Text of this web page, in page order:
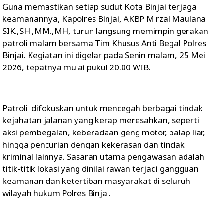
Guna memastikan setiap sudut Kota Binjai terjaga
keamanannya, Kapolres Binjai, AKBP Mirzal Maulana
SIK.,SH.,MM.,MH, turun langsung memimpin gerakan
patroli malam bersama Tim Khusus Anti Begal Polres
Binjai. Kegiatan ini digelar pada Senin malam, 25 Mei
2026, tepatnya mulai pukul 20.00 WIB.
Patroli difokuskan untuk mencegah berbagai tindak
kejahatan jalanan yang kerap meresahkan, seperti
aksi pembegalan, keberadaan geng motor, balap liar,
hingga pencurian dengan kekerasan dan tindak
kriminal lainnya. Sasaran utama pengawasan adalah
titik-titik lokasi yang dinilai rawan terjadi gangguan
keamanan dan ketertiban masyarakat di seluruh
wilayah hukum Polres Binjai.